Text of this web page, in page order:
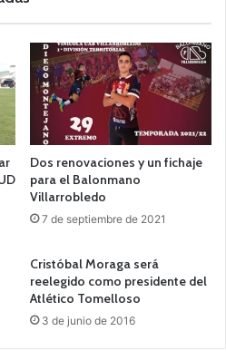
Dos renovaciones y un fichaje
para el Balonmano
Villarrobledo
7 de septiembre de 2021
Cristóbal Moraga será
reelegido como presidente del
Atlético Tomelloso
3 de junio de 2016